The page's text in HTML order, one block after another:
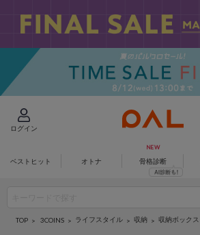
ログイン
ベストヒット オトナ 骨格診断
TOP 3COINS ライフスタイル 収納 収納ボックス